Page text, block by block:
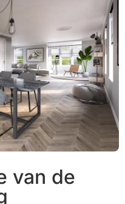
van de